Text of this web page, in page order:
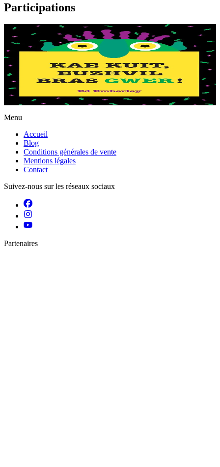
Participations
2 ans et plus
Go away, big green Monster!
Qui a un long nez bleu turquoise, deux grands yeux jaunes, et des
dents blanches et pointues ? C’est le Grand Monstre Vert qui se
cache à l’intérieur de ton livre....
12,50 €
Menu
Accueil
Blog
Conditions générales de vente
Mentions légales
Contact
Suivez-nous sur les réseaux sociaux
Partenaires